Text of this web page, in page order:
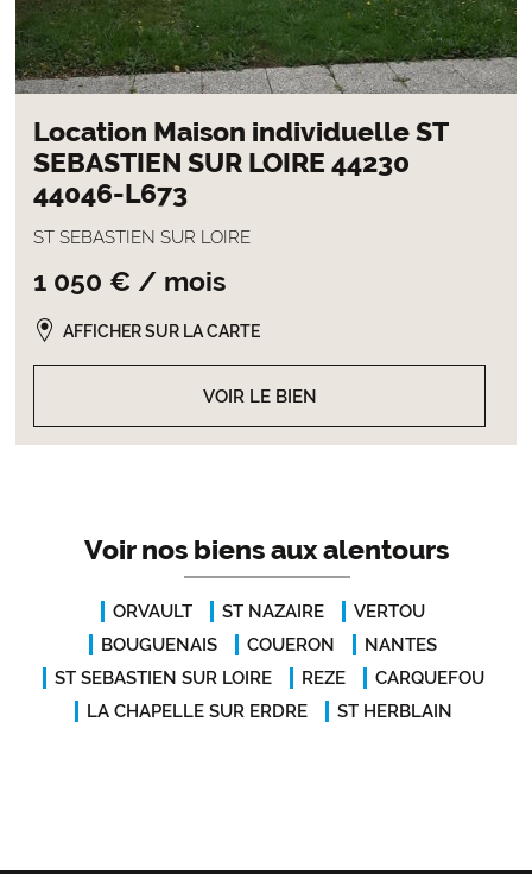
Location Maison individuelle ST
SEBASTIEN SUR LOIRE 44230
44046-L673
ST SEBASTIEN SUR LOIRE
1 050 € / mois
VOIR LE BIEN
AFFICHER SUR LA CARTE
Voir nos biens aux alentours
ORVAULT ST NAZAIRE
VERTOU
BOUGUENAIS
COUERON
NANTES
ST SEBASTIEN SUR LOIRE
REZE
CARQUEFOU
LA CHAPELLE SUR ERDRE
ST HERBLAIN